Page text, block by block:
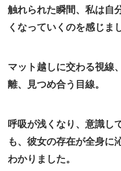
触れられた瞬間、私は自
くなっていくのを感じま
マット越しに交わる視線
離、見つめ合う目線。
呼吸が浅くなり、意識し
も、彼女の存在が全身に
わかりました。